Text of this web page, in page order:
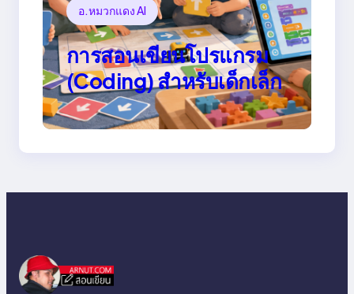
อ.หมวกแดง AI
การสอนเขียนโปรแกรม
(Coding) สำหรับเด็กเล็ก